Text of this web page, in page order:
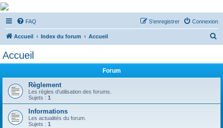
De Musicae Militari -
Forums
Forums de discussions
FAQ Connexion
S’enregistrer
Accueil Index du forum Accueil
Accueil
Forum
Règlement
Les règles d’utilisation des forums.
Sujets : 1
Informations
Les actualités du forum.
Sujets : 1